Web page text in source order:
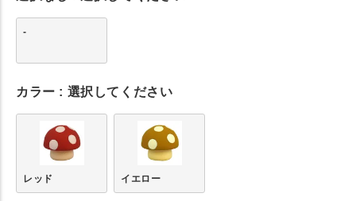
-
カラー 選択してください
レッド イエロー